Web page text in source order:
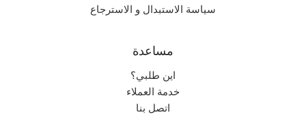
سياسة الاستبدال و الاسترجاع
مساعدة
اين طلبي؟
خدمة العملاء
اتصل بنا